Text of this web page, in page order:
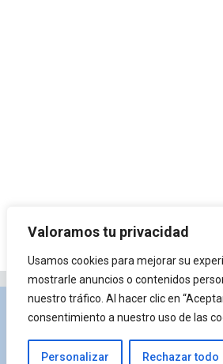
Valoramos tu privacidad
Usamos cookies para mejorar su
mostrarle anuncios o contenidos
nuestro tráfico. Al hacer clic en
consentimiento a nuestro uso de las
Personalizar Rechazar todo
Privacidad y Política de
arquitectura Lista de Temas